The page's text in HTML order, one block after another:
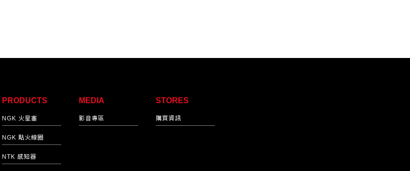
PRODUCTS
NGK 火星塞
NGK 點火線圈
NTK 感知器
MEDIA
影音專區
STORES
購買資訊